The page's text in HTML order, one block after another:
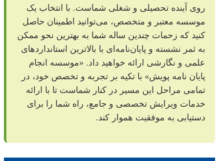
روی آینده تحصیلی و شغلی شماست. با انتخاب یک
موسسه معتبر و متخصص، می‌توانید اطمینان حاصل
کنید که زحمات چندین ساله شما به بهترین نحو ممکن
به ثمر نشسته و پایان‌نامه‌ای با بالاترین استانداردهای
علمی و نگارشی ارائه خواهید داد. «موسسه انجام
پایان نامه پویش» با تکیه بر تجربه و تخصص خود، در
تمامی مراحل این مسیر در کنار شماست تا با ارائه
خدمات ویرایش تخصصی و جامع، راه شما را برای
دستیابی به موفقیت هموار کند.